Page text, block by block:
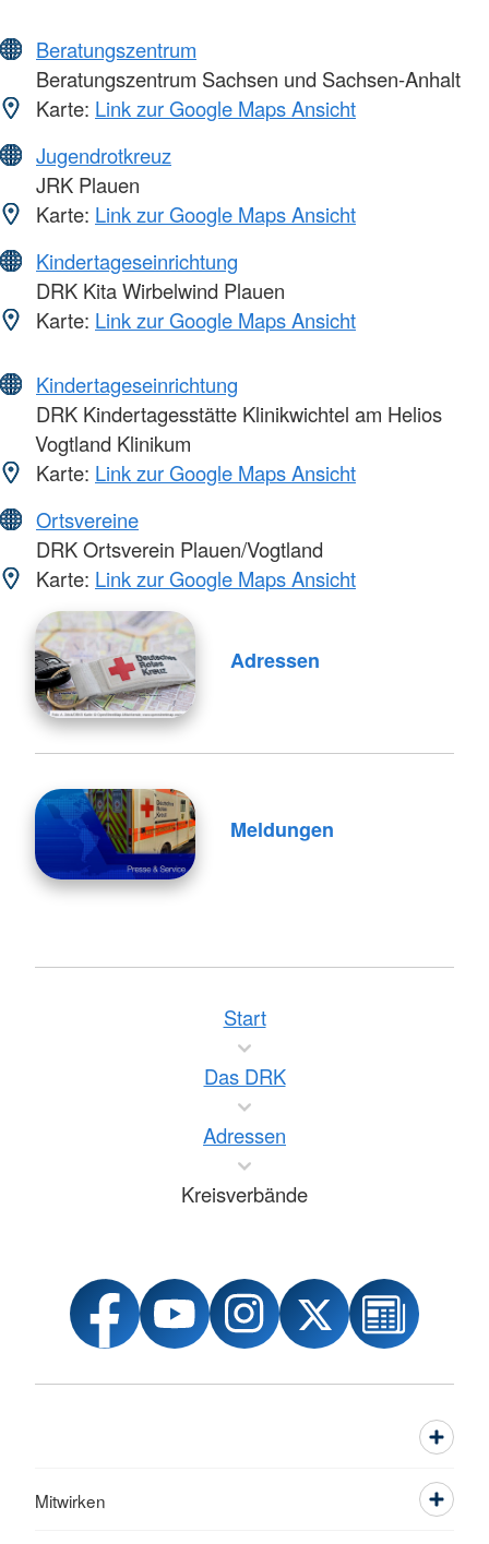
Beratungszentrum
Beratungszentrum Sachsen und Sachsen-Anhalt
Karte: Link zur Google Maps Ansicht
Jugendrotkreuz
JRK Plauen
Karte: Link zur Google Maps Ansicht
Kindertageseinrichtung
DRK Kita Wirbelwind Plauen
Karte: Link zur Google Maps Ansicht
Kindertageseinrichtung
DRK Kindertagesstätte Klinikwichtel am Helios
Vogtland Klinikum
Karte: Link zur Google Maps Ansicht
Ortsvereine
DRK Ortsverein Plauen/Vogtland
Karte: Link zur Google Maps Ansicht
Adressen
Meldungen
Start
Das DRK
Adressen
Kreisverbände
Mitwirken